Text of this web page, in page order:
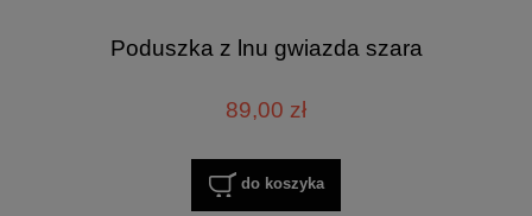
Poduszka z lnu gwiazda szara
89,00 zł
do koszyka